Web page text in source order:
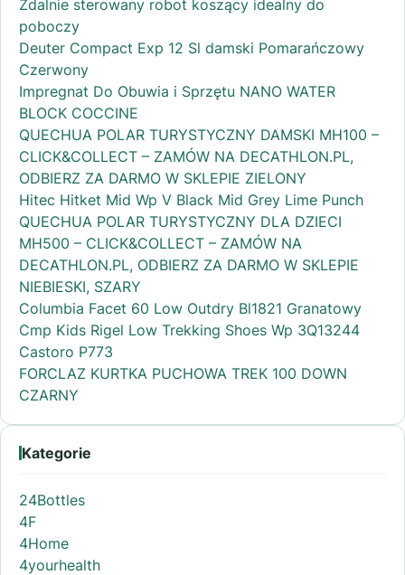
Zdalnie sterowany robot koszący idealny do
poboczy
Deuter Compact Exp 12 Sl damski Pomarańczowy
Czerwony
Impregnat Do Obuwia i Sprzętu NANO WATER
BLOCK COCCINE
QUECHUA POLAR TURYSTYCZNY DAMSKI MH100 –
CLICK&COLLECT – ZAMÓW NA DECATHLON.PL,
ODBIERZ ZA DARMO W SKLEPIE ZIELONY
Hitec Hitket Mid Wp V Black Mid Grey Lime Punch
QUECHUA POLAR TURYSTYCZNY DLA DZIECI
MH500 – CLICK&COLLECT – ZAMÓW NA
DECATHLON.PL, ODBIERZ ZA DARMO W SKLEPIE
NIEBIESKI, SZARY
Columbia Facet 60 Low Outdry Bl1821 Granatowy
Cmp Kids Rigel Low Trekking Shoes Wp 3Q13244
Castoro P773
FORCLAZ KURTKA PUCHOWA TREK 100 DOWN
CZARNY
Kategorie
24Bottles
4F
4Home
4yourhealth